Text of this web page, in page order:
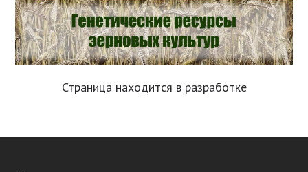
Страница находится в разработке